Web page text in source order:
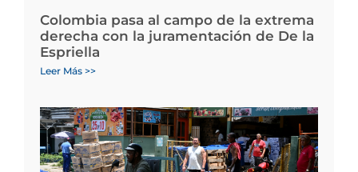
Colombia pasa al campo de la extrema
derecha con la juramentación de De la
Espriella
Leer Más >>